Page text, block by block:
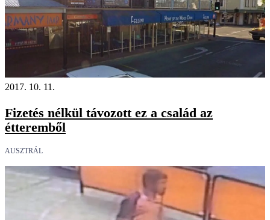
2017. 10. 11.
Fizetés nélkül távozott ez a család az
étteremből
AUSZTRÁL